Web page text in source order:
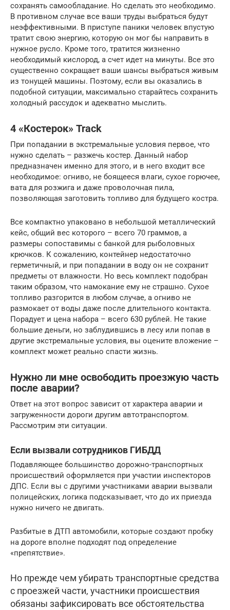
сохранять самообладание. Но сделать это необходимо.
В противном случае все ваши труды выбраться будут
неэффективными. В приступе паники человек впустую
тратит свою энергию, которую он мог бы направить в
нужное русло. Кроме того, тратится жизненно
необходимый кислород, а счет идет на минуты. Все это
существенно сокращает ваши шансы выбраться живым
из тонущей машины. Поэтому, если вы оказались в
подобной ситуации, максимально старайтесь сохранить
холодный рассудок и адекватно мыслить.
4 «Костерок» Track
При попадании в экстремальные условия первое, что
нужно сделать – разжечь костер. Данный набор
предназначен именно для этого, и в него входит все
необходимое: огниво, не боящееся влаги, сухое горючее,
вата для розжига и даже проволочная пила,
позволяющая заготовить топливо для будущего костра.
Все компактно упаковано в небольшой металлический
кейс, общий вес которого – всего 70 граммов, а
размеры сопоставимы с банкой для рыболовных
крючков. К сожалению, контейнер недостаточно
герметичный, и при попадании в воду он не сохранит
предметы от влажности. Но весь комплект подобран
таким образом, что намокание ему не страшно. Сухое
топливо разгорится в любом случае, а огниво не
размокает от воды даже после длительного контакта.
Порадует и цена набора – всего 630 рублей. Не такие
большие деньги, но заблудившись в лесу или попав в
другие экстремальные условия, вы оцените вложение –
комплект может реально спасти жизнь.
Нужно ли мне освободить проезжую часть
после аварии?
Ответ на этот вопрос зависит от характера аварии и
загруженности дороги другим автотранспортом.
Рассмотрим эти ситуации.
Если вызвали сотрудников ГИБДД
Подавляющее большинство дорожно-транспортных
происшествий оформляется при участии инспекторов
ДПС. Если вы с другими участниками аварии вызвали
полицейских, логика подсказывает, что до их приезда
нужно ничего не двигать.
Разбитые в ДТП автомобили, которые создают пробку
на дороге вполне подходят под определение
«препятствие».
Но прежде чем убирать транспортные средства
с проезжей части, участники происшествия
обязаны зафиксировать все обстоятельства